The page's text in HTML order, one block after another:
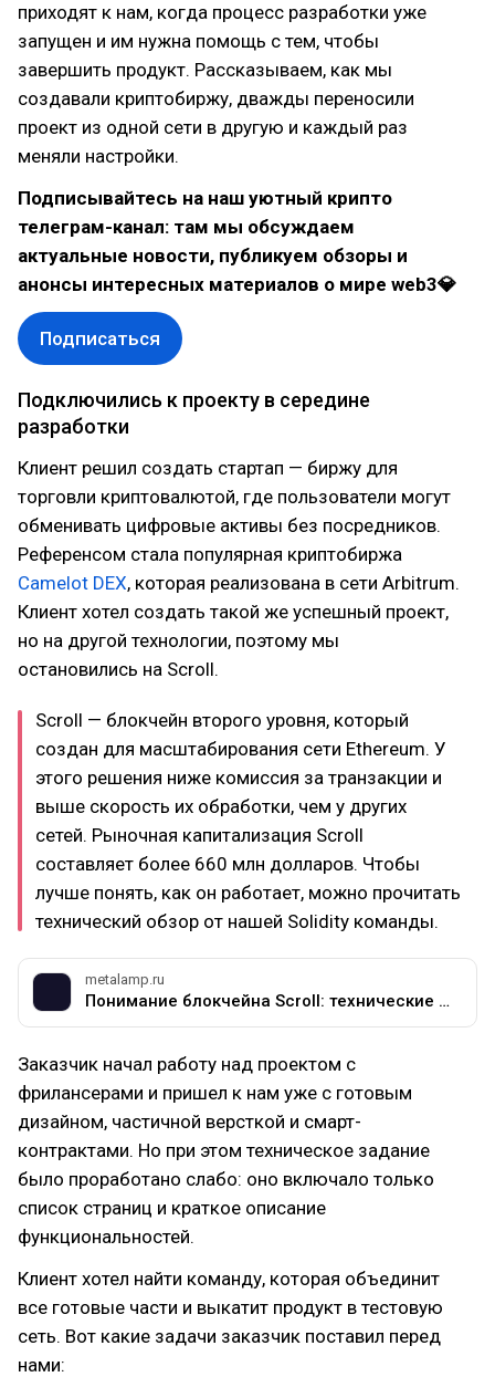
приходят к нам, когда процесс разработки уже
запущен и им нужна помощь с тем, чтобы
завершить продукт. Рассказываем, как мы
создавали криптобиржу, дважды переносили
проект из одной сети в другую и каждый раз
меняли настройки.
Подписывайтесь на наш уютный крипто
телеграм-канал: там мы обсуждаем
актуальные новости, публикуем обзоры и
анонсы интересных материалов о мире web3💎
Подписаться
Подключились к проекту в середине
разработки
Клиент решил создать стартап — биржу для
торговли криптовалютой, где пользователи могут
обменивать цифровые активы без посредников.
Референсом стала популярная криптобиржа
Camelot DEX, которая реализована в сети Arbitrum.
Клиент хотел создать такой же успешный проект,
но на другой технологии, поэтому мы
остановились на Scroll.
Scroll — блокчейн второго уровня, который
создан для масштабирования сети Ethereum. У
этого решения ниже комиссия за транзакции и
выше скорость их обработки, чем у других
сетей. Рыночная капитализация Scroll
составляет более 660 млн долларов. Чтобы
лучше понять, как он работает, можно прочитать
технический обзор от нашей Solidity команды.
metalamp.ru
Понимание блокчейна Scroll: технические детали и архитектура
Заказчик начал работу над проектом с
фрилансерами и пришел к нам уже с готовым
дизайном, частичной версткой и смарт-
контрактами. Но при этом техническое задание
было проработано слабо: оно включало только
список страниц и краткое описание
функциональностей.
Клиент хотел найти команду, которая объединит
все готовые части и выкатит продукт в тестовую
сеть. Вот какие задачи заказчик поставил перед
нами: